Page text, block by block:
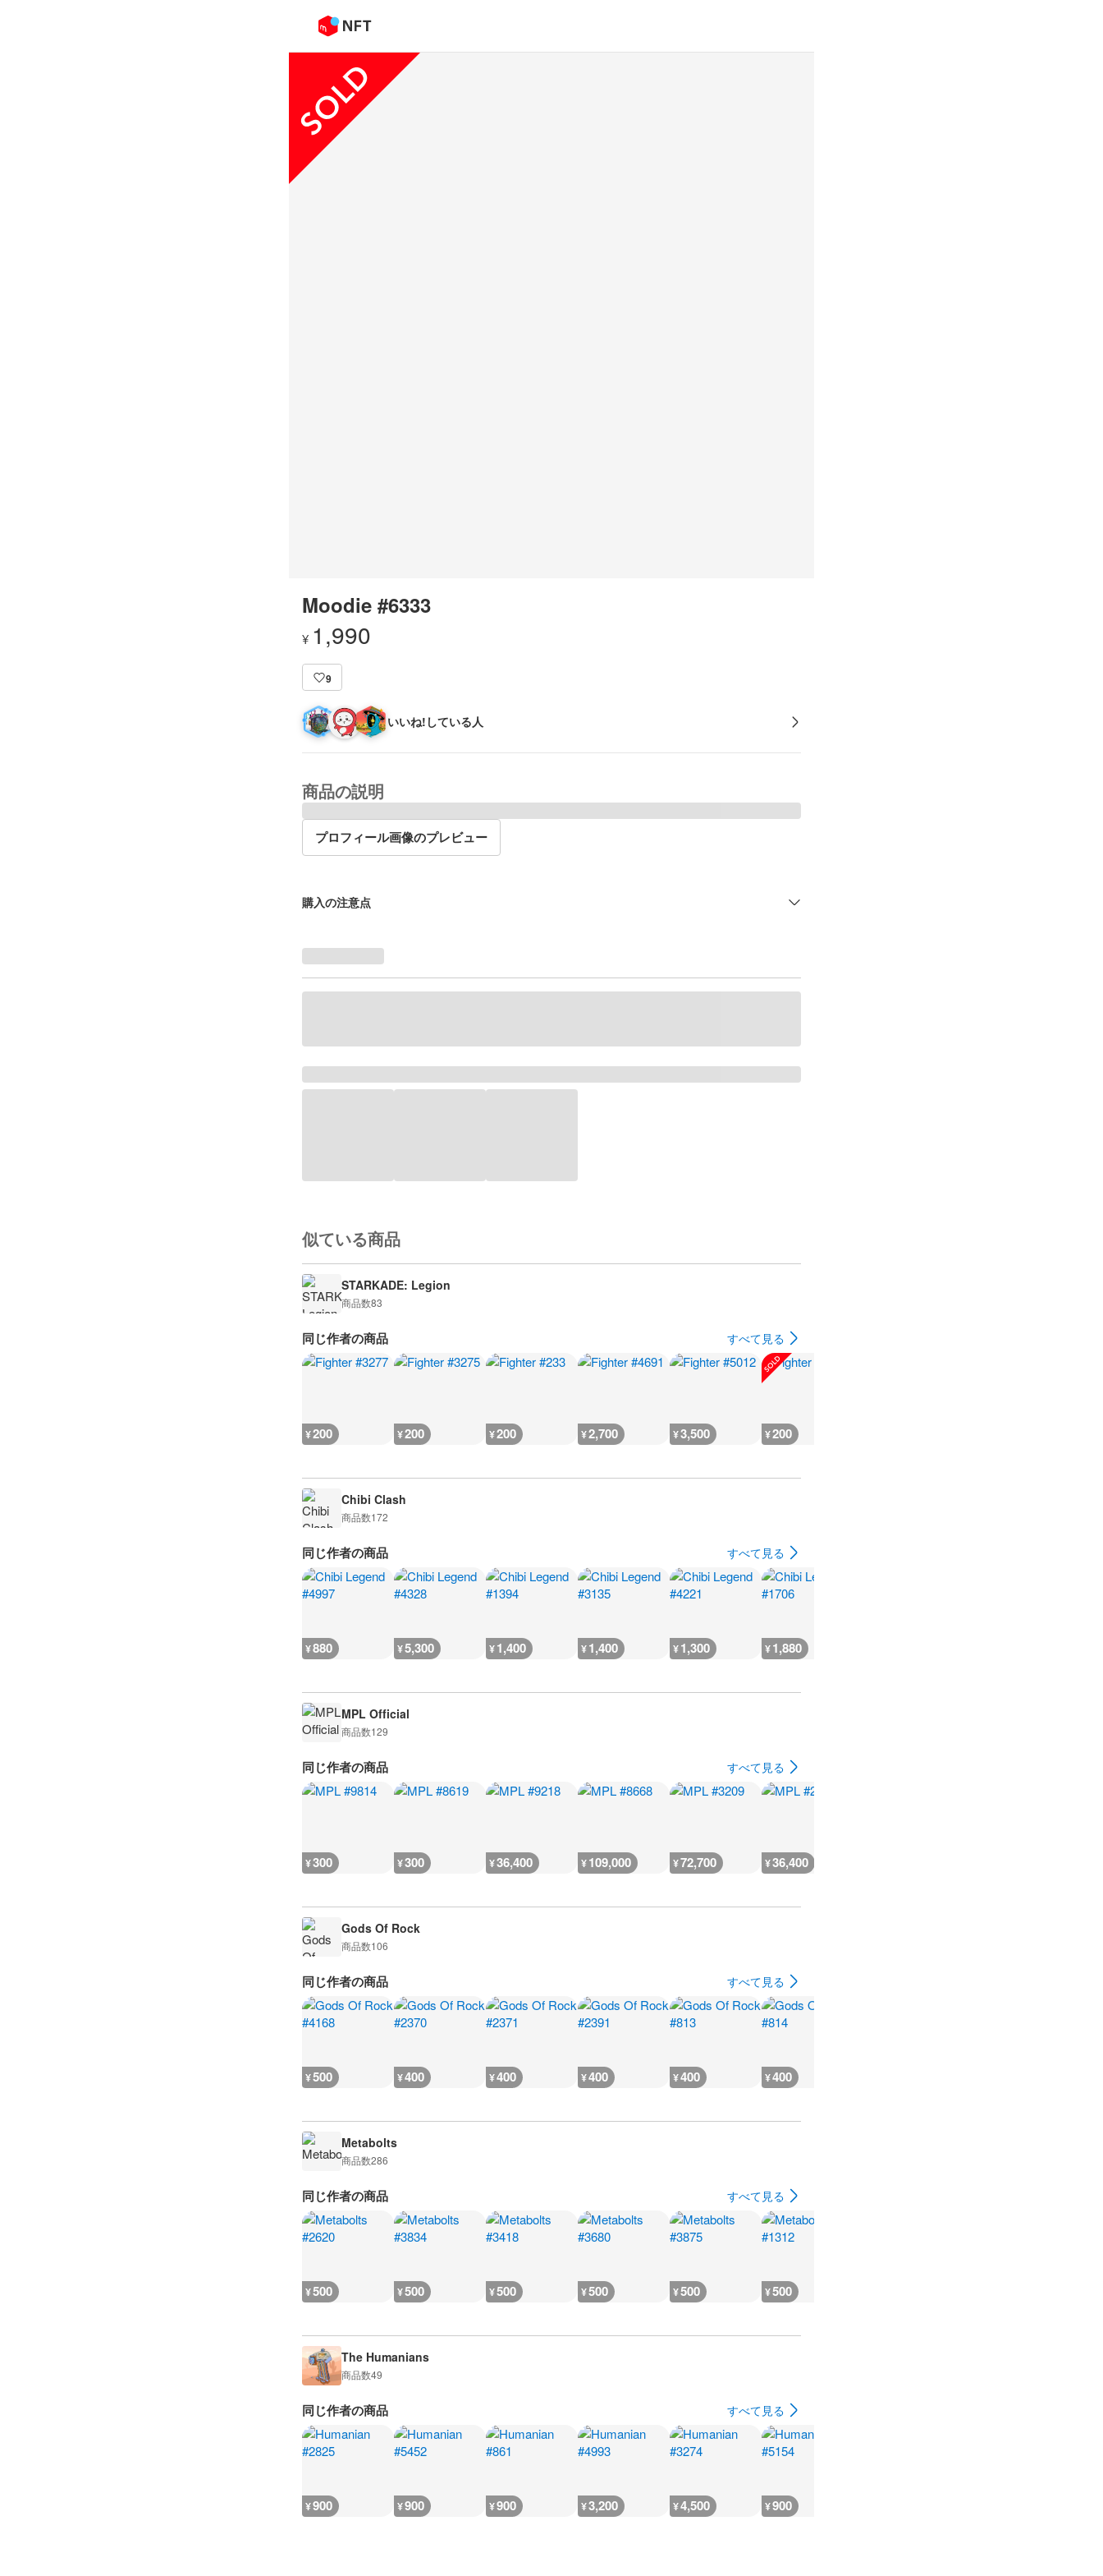
Moodie #6333
¥ 1,990
9
いいね!している人
商品の説明
プロフィール画像のプレビュー
購入の注意点
似ている商品
STARKADE: Legion
商品数83
同じ作者の商品 すべて見る
¥200 ¥200 ¥200 ¥2,700 ¥3,500 ¥200
Chibi Clash
商品数172
同じ作者の商品 すべて見る
¥880 ¥5,300 ¥1,400 ¥1,400 ¥1,300 ¥1,880
MPL Official
商品数129
同じ作者の商品 すべて見る
¥300 ¥300 ¥36,400 ¥109,000 ¥72,700 ¥36,400
Gods Of Rock
商品数106
同じ作者の商品 すべて見る
¥500 ¥400 ¥400 ¥400 ¥400 ¥400
Metabolts
商品数286
同じ作者の商品 すべて見る
¥500 ¥500 ¥500 ¥500 ¥500 ¥500
The Humanians
商品数49
同じ作者の商品 すべて見る
¥900 ¥900 ¥900 ¥3,200 ¥4,500 ¥900